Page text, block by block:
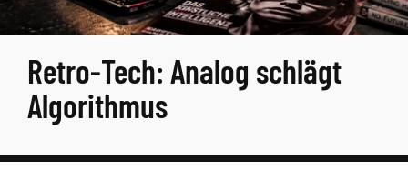
Retro-Tech: Analog schlägt
Algorithmus